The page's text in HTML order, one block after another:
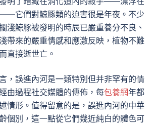
它們對鯨豚類的迫害很是年夜。不少
淺鯨豚被發明的時辰已嚴重養分不良、
帶來的嚴重情感和應激反映，植物不難
直接逝世亡。
，誤進內河是一類特別但并非罕有的情
由過程社交媒體的傳佈，每包養網年都
情形。值得留意的是，誤進內河的中華
個別，這一點從它們幾近純白的體色可